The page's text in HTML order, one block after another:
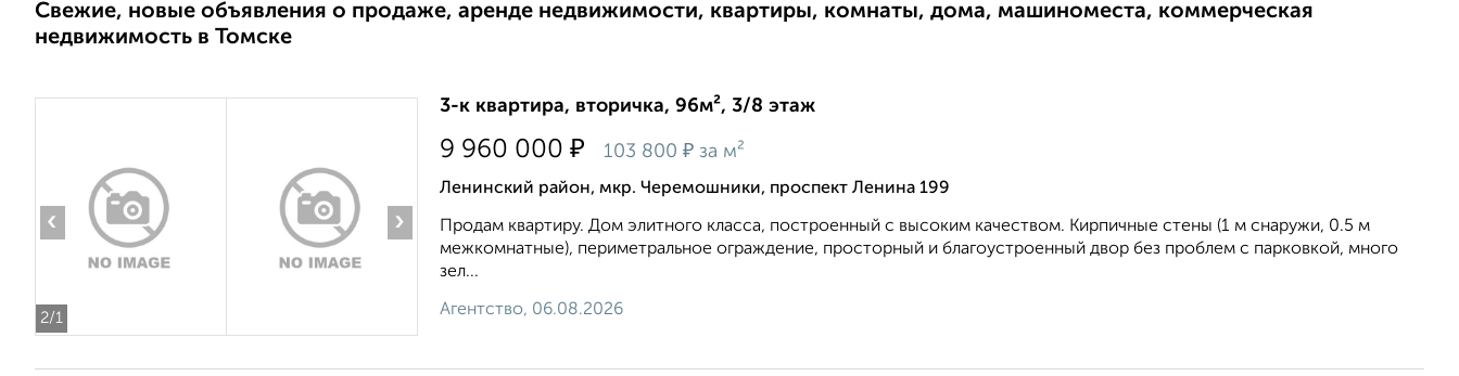
Свежие, новые объявления о продаже, аренде недвижимости, квартиры, комнаты, дома, машиноместа, коммерческая
недвижимость в Томске
2/1
‹ ›
3-к квартира, вторичка, 96м², 3/8 этаж
9 960 000 ₽ 103 800 ₽ за м²
Ленинский район, мкр. Черемошники, проспект Ленина 199
Продам квартиру. Дом элитного класса, построенный с высоким качеством. Кирпичные стены (1 м снаружи, 0.5 м
межкомнатные), периметральное ограждение, просторный и благоустроенный двор без проблем с парковкой, много
зел...
Агентство, 06.08.2026